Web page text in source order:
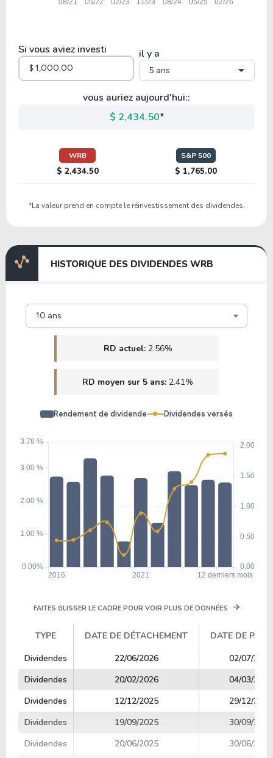
2.59 0.32 12.36% 7.39%
TIPT
1.37%
Si vous aviez investi il y a
5 ans
vous auriez aujourd'hui::
$ 2,434.50*
WRB
$ 2,434.50
S&P 500
$ 1,765.00
*La valeur prend en compte le réinvestissement des dividendes.
HISTORIQUE DES DIVIDENDES WRB
10 ans
RD actuel: 2.56%
RD moyen sur 5 ans: 2.41%
Rendement de dividende Dividendes versés
FAITES GLISSER LE CADRE POUR VOIR PLUS DE DONNÉES
TYPE DATE DE DÉTACHEMENT
DATE DE
TYPE
DATE DE DÉTACHEMENT DATE DE
Dividendes 22/06/2026
02/07/2026
Dividendes
20/02/2026
04/03/2026
Dividendes
12/12/2025
29/12/2025
Dividendes
19/09/2025
30/09/2025
Dividendes
20/06/2025
30/06/2025